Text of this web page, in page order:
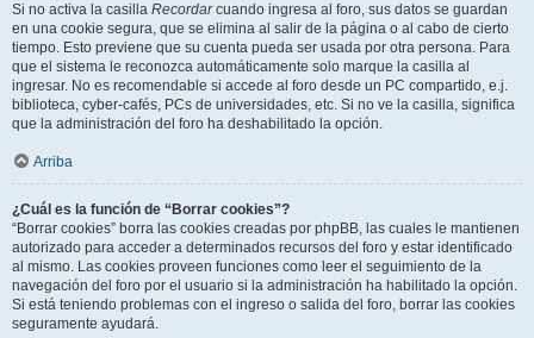
Si no activa la casilla Recordarcuando ingresa al foro, sus datos se guardan
en una cookie segura, que se elimina al salir de la página o al cabo de cierto
tiempo. Esto previene que su cuenta pueda ser usada por otra persona. Para
que el sistema le reconozca automáticamente solo marque la casilla al
ingresar. No es recomendable si accede al foro desde un PC compartido, e.j.
biblioteca, cyber-cafés, PCs de universidades, etc. Si no ve la casilla, significa
que la administración del foro ha deshabilitado la opción.
Arriba
¿Cuál es la función de “Borrar cookies”?
“Borrar cookies” borra las cookies creadas por phpBB, las cuales le mantienen
autorizado para acceder a determinados recursos del foro y estar identificado
al mismo. Las cookies proveen funciones como leer el seguimiento de la
navegación del foro por el usuario si la administración ha habilitado la opción.
Si está teniendo problemas con el ingreso o salida del foro, borrar las cookies
seguramente ayudará.